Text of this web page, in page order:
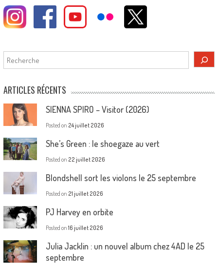
Rechercher
ARTICLES RÉCENTS
SIENNA SPIRO – Visitor (2026)
Posted on 24 juillet 2026
She’s Green : le shoegaze au vert
Posted on 22 juillet 2026
Blondshell sort les violons le 25 septembre
Posted on 21 juillet 2026
PJ Harvey en orbite
Posted on 16 juillet 2026
Julia Jacklin : un nouvel album chez 4AD le 25
septembre